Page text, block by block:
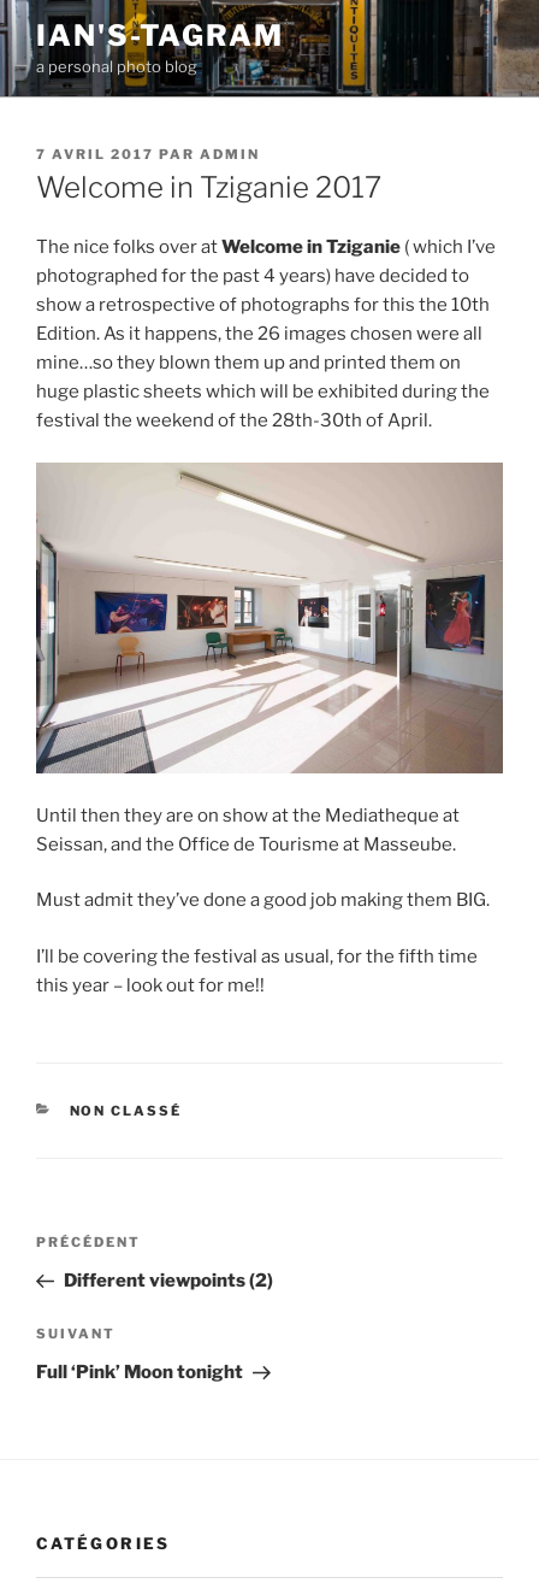
Aller
au
contenu
principal
IAN'S-TAGRAM
a personal photo blog
PUBLIÉ
LE
7 AVRIL 2017 PAR ADMIN
Welcome in Tziganie 2017
The nice folks over atWelcome in Tziganie ( which I’ve
photographed for the past 4 years) have decided to
show a retrospective of photographs for this the 10th
Edition. As it happens, the 26 images chosen were all
mine…so they blown them up and printed them on
huge plastic sheets which will be exhibited during the
festival the weekend of the 28th-30th of April.
Until then they are on show at the Mediatheque at
Seissan, and the Office de Tourisme at Masseube.
Must admit they’ve done a good job making them BIG.
I’ll be covering the festival as usual, for the fifth time
this year – look out for me!!
CATÉGORIES
NON CLASSÉ
Navigation
l’article
Article
précédent
PRÉCÉDENT
Different viewpoints (2)
Article
suivant
SUIVANT
Full ‘Pink’ Moon tonight
CATÉGORIES